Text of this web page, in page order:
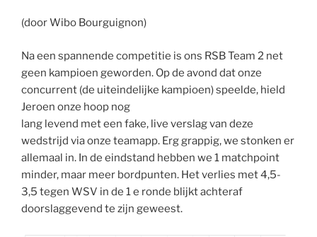
(door Wibo Bourguignon)
Na een spannende competitie is ons RSB Team 2 net
geen kampioen geworden. Op de avond dat onze
concurrent (de uiteindelijke kampioen) speelde, hield
Jeroen onze hoop nog
lang levend met een fake, live verslag van deze
wedstrijd via onze teamapp. Erg grappig, we stonken er
allemaal in. In de eindstand hebben we 1 matchpoint
minder, maar meer bordpunten. Het verlies met 4,5-
3,5 tegen WSV in de 1 e ronde blijkt achteraf
doorslaggevend te zijn geweest.